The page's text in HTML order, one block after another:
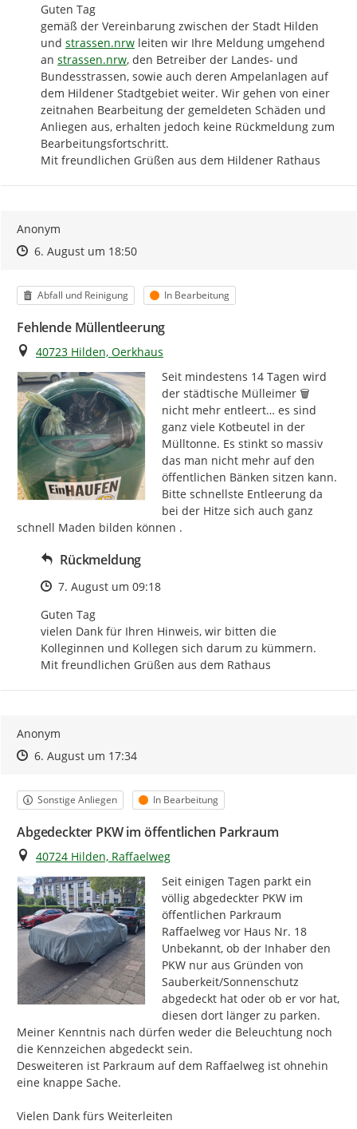
Guten Tag
gemäß der Vereinbarung zwischen der Stadt Hilden
und http://
strassen.nrw leiten wir Ihre Meldung umgehend
an http://
strassen.nrw, den Betreiber der Landes- und
Bundesstrassen, sowie auch deren Ampelanlagen auf
dem Hildener Stadtgebiet weiter. Wir gehen von einer
zeitnahen Bearbeitung der gemeldeten Schäden und
Anliegen aus, erhalten jedoch keine Rückmeldung zum
Bearbeitungsfortschritt.
Mit freundlichen Grüßen aus dem Hildener Rathaus
Anonym
Zeitpunkt des Erstellens
Zeitpunkt des Erstellens
6. August um 18:50Zur Äußerung
Kategorie
Abfall und Reinigung Status
In Bearbeitung
Fehlende Müllentleerung
Ort
40723 Hilden, Oerkhaus
Seit mindestens 14 Tagen wird
der städtische Mülleimer 🗑️
nicht mehr entleert… es sind
ganz viele Kotbeutel in der
Mülltonne. Es stinkt so massiv
das man nicht mehr auf den
öffentlichen Bänken sitzen kann.
Bitte schnellste Entleerung da
bei der Hitze sich auch ganz
schnell Maden bilden können .
Rückmeldung
Zeitpunkt des Erstellens
7. August um 09:18
Guten Tag
vielen Dank für Ihren Hinweis, wir bitten die
Kolleginnen und Kollegen sich darum zu kümmern.
Mit freundlichen Grüßen aus dem Rathaus
Anonym
Zeitpunkt des Erstellens
Zeitpunkt des Erstellens
6. August um 17:34Zur Äußerung
Kategorie
Sonstige Anliegen Status
In Bearbeitung
Abgedeckter PKW im öffentlichen Parkraum
Ort
40724 Hilden, Raffaelweg
Seit einigen Tagen parkt ein
völlig abgedeckter PKW im
öffentlichen Parkraum
Raffaelweg vor Haus Nr. 18
Unbekannt, ob der Inhaber den
PKW nur aus Gründen von
Sauberkeit/Sonnenschutz
abgedeckt hat oder ob er vor hat,
diesen dort länger zu parken.
Meiner Kenntnis nach dürfen weder die Beleuchtung noch
die Kennzeichen abgedeckt sein.
Desweiteren ist Parkraum auf dem Raffaelweg ist ohnehin
eine knappe Sache.
Vielen Dank fürs Weiterleiten